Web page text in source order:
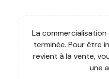
La
terminée. Pour être
revient à la vente,
une